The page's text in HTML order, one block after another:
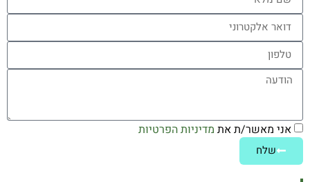
אני מאשר/ת את מדיניות הפרטיות
שלח